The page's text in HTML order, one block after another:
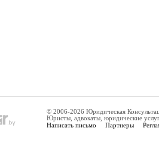
© 2006-2026 Юридическая
Юристы, адвокаты, юридические
Написать письмо Партнеры